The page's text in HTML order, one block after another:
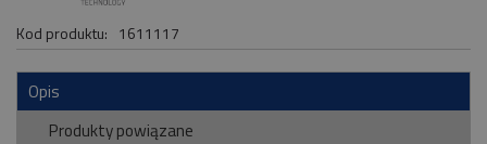
Kod produktu: 1611117
Opis
Produkty powiązane